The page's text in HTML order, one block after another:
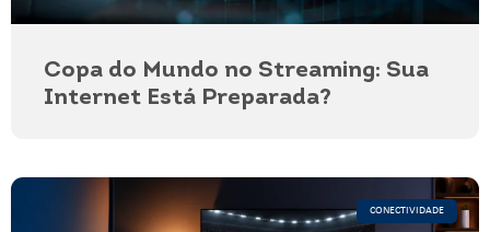
Copa do Mundo no Streaming: Sua
Internet Está Preparada?
CONECTIVIDADE